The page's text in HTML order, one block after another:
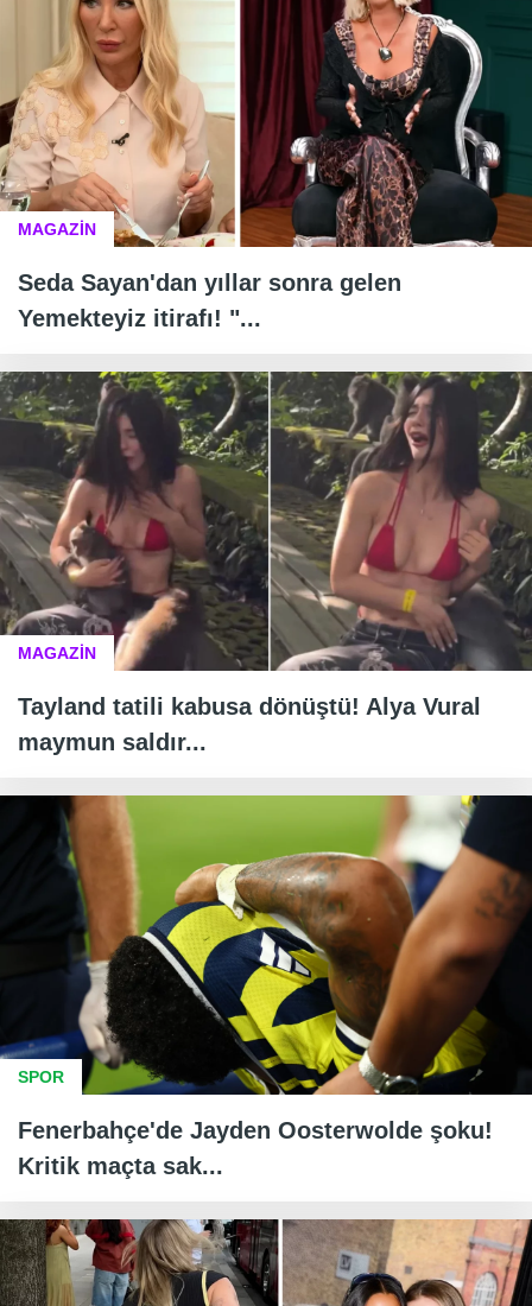
MAGAZİN
Seda Sayan'dan yıllar sonra gelen
Yemekteyiz itirafı! "...
MAGAZİN
Tayland tatili kabusa dönüştü! Alya Vural
maymun saldır...
SPOR
Fenerbahçe'de Jayden Oosterwolde şoku!
Kritik maçta sak...